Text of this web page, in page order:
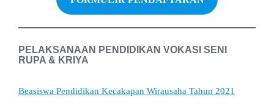
PELAKSANAAN PENDIDIKAN VOKASI SENI
RUPA & KRIYA
Beasiswa Pendidikan Kecakapan Wirausaha Tahun 2021